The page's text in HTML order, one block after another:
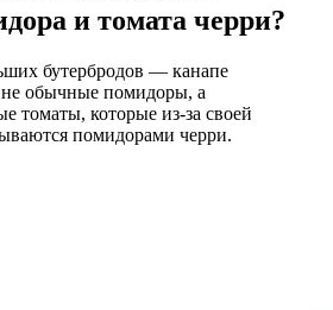
и томата черри?
бутербродов — канапе
не обычные помидоры, а
томаты, которые из-за своей
помидорами черри.